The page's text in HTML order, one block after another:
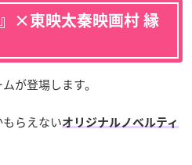
×東映太秦映画村 縁
が登場します。
らえないオリジナルノベルティ